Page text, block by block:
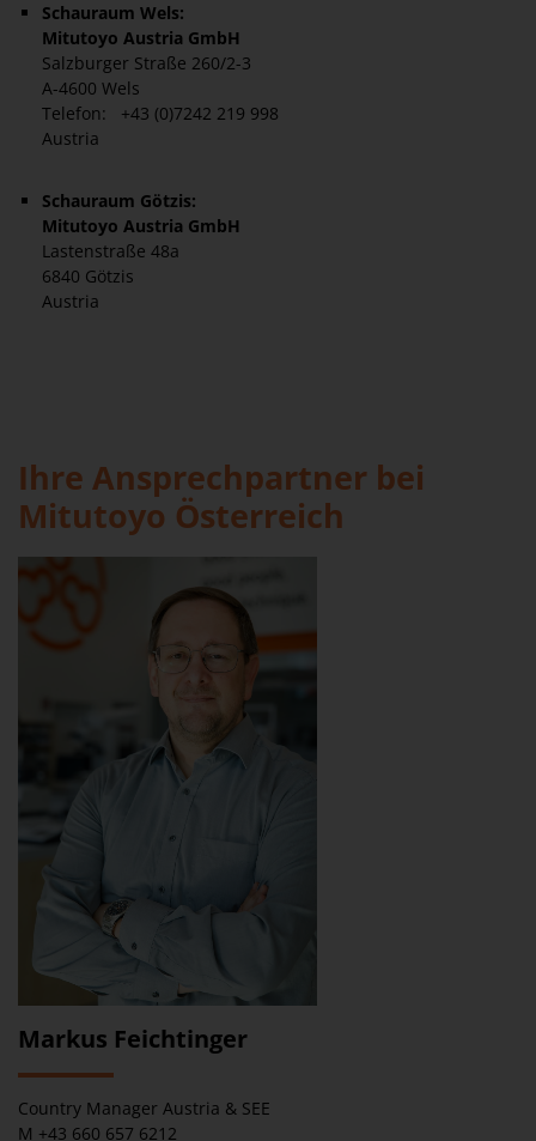
Schauraum Wels:
Mitutoyo Austria GmbH
Salzburger Straße 260/2-3
A-4600 Wels
Telefon: +43 (0)7242 219 998
Austria
Schauraum Götzis:
Mitutoyo Austria GmbH
Lastenstraße 48a
6840 Götzis
Austria
Ihre Ansprechpartner bei
Mitutoyo Österreich
Markus Feichtinger
Country Manager Austria & SEE
M +43 660 657 6212